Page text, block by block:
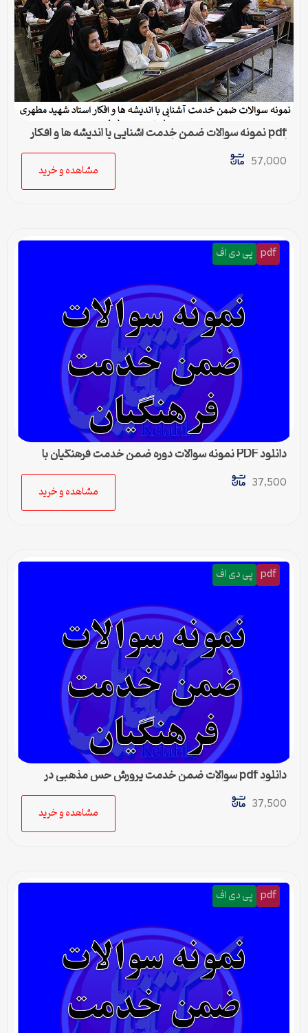
pdf نمونه سوالات ضمن خدمت آشنایی با اندیشه ها و افكار
استاد شهید مطهری در حماسه حسینی (ع)
57,000
مشاهده و خرید
pdf پی دی اف
دانلود PDF نمونه سوالات دوره ضمن خدمت فرهنگیان با
موضوع مبانی تربیت اسلامی
37,500
مشاهده و خرید
pdf پی دی اف
دانلود pdf سوالات ضمن خدمت پرورش حس مذهبی در
كودكان و نوجوانان
37,500
مشاهده و خرید
pdf پی دی اف